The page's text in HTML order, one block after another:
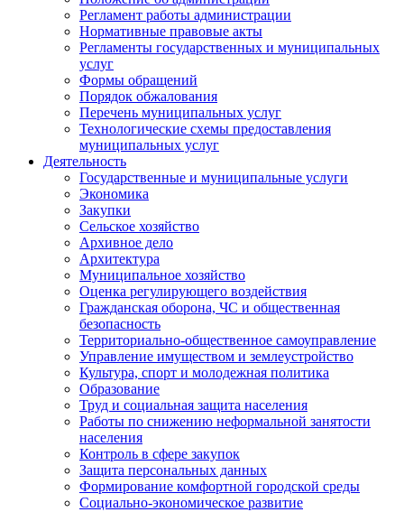
Регламент работы администрации
Нормативные правовые акты
Регламенты государственных и муниципальных
услуг
Формы обращений
Порядок обжалования
Перечень муниципальных услуг
Технологические схемы предоставления
муниципальных услуг
Деятельность
Государственные и муниципальные услуги
Экономика
Закупки
Сельское хозяйство
Архивное дело
Архитектура
Муниципальное хозяйство
Оценка регулирующего воздействия
Гражданская оборона, ЧС и общественная
безопасность
Территориально-общественное самоуправление
Управление имуществом и землеустройство
Культура, спорт и молодежная политика
Образование
Труд и социальная защита населения
Работы по снижению неформальной занятости
населения
Контроль в сфере закупок
Защита персональных данных
Формирование комфортной городской среды
Социально-экономическое развитие